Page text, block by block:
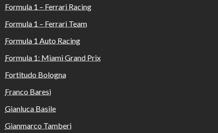
Formula 1 – Ferrari Racing
Formula 1 – Ferrari Team
Formula 1 Auto Racing
Formula 1: Miami Grand Prix
Fortitudo Bologna
Franco Baresi
Gianluca Basile
Gianmarco Tamberi